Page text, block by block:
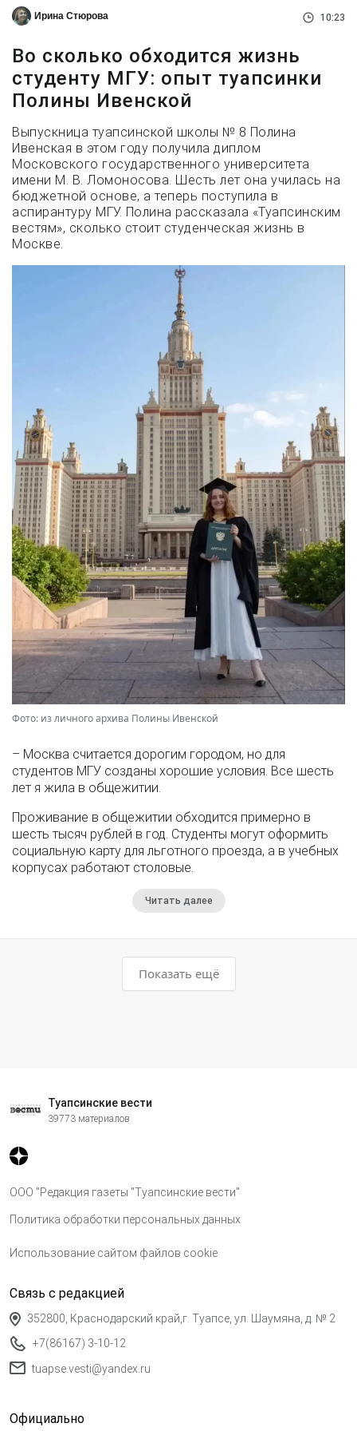
Ирина Стюрова 10:23
Во сколько обходится жизнь
студенту МГУ: опыт туапсинки
Полины Ивенской
Выпускница туапсинской школы № 8 Полина
Ивенская в этом году получила диплом
Московского государственного университета
имени М. В. Ломоносова. Шесть лет она училась на
бюджетной основе, а теперь поступила в
аспирантуру МГУ. Полина рассказала «Туапсинским
вестям», сколько стоит студенческая жизнь в
Москве.
Фото: из личного архива Полины Ивенской
– Москва считается дорогим городом, но для
студентов МГУ созданы хорошие условия. Все шесть
лет я жила в общежитии.
Проживание в общежитии обходится примерно в
шесть тысяч рублей в год. Студенты могут оформить
социальную карту для льготного проезда, а в учебных
корпусах работают столовые.
Читать далее
Показать ещё
Туапсинские вести
39773 материалов
ООО "Редакция газеты "Туапсинские вести"
Политика обработки персональных данных
Использование сайтом файлов cookie
Связь с редакцией
352800, Краснодарский край,г. Туапсе, ул. Шаумяна, д. № 2
+7(86167) 3-10-12
tuapse.vesti@yandex.ru
Официально